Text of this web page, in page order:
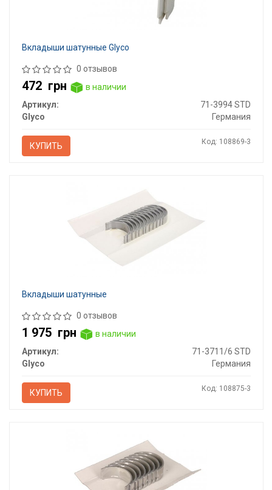
Вкладыши шатунные Glyco
0 отзывов
472 грн
в наличии
Артикул:
71-3994 STD
Glyco
Германия
КУПИТЬ Код: 108869-3
Вкладыши шатунные
0 отзывов
1 975 грн
в наличии
Артикул:
71-3711/6 STD
Glyco
Германия
КУПИТЬ Код: 108875-3